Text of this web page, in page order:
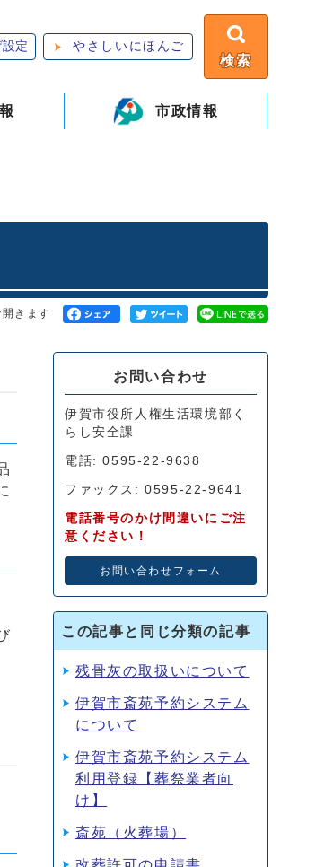
定 やさしいにほんご
検索
市政情報
きます
お問い合わせ
伊賀市役所人権生活環境部く
らし安全課
電話: 0595-22-9638
ファックス: 0595-22-9641
電話番号のかけ間違いにご注
意ください！
お問い合わせフォーム
この記事と同じ分類の記事
残骨灰の取扱いについて
伊賀市斎苑予約システム
について
伊賀市斎苑予約システム
利用登録【葬祭業者向
け】
斎苑（火葬場）